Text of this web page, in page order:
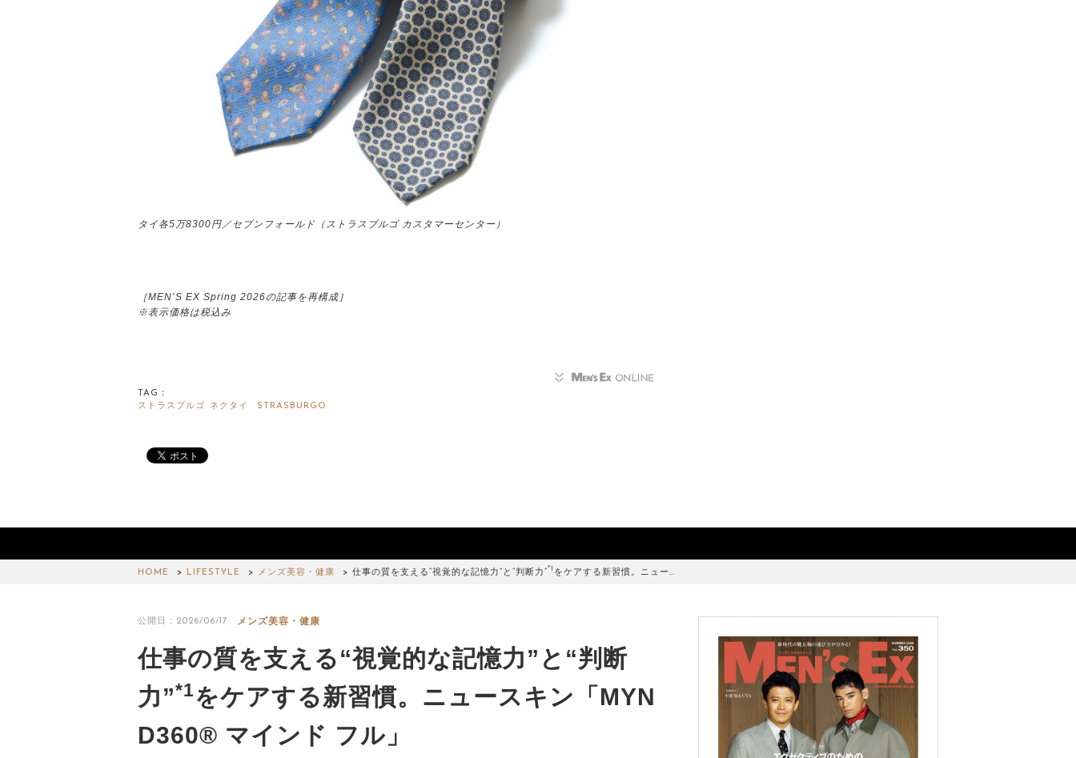
タイ各5万8300円／セブンフォールド（ストラスブルゴ カスタマーセンター）
［MEN’S EX Spring 2026の記事を再構成］
※表示価格は税込み
TAG：
ストラスブルゴ
ネクタイ STRASBURGO
HOME LIFESTYLE メンズ美容・健康 仕事の質を支える“視覚的な記憶力”と“判断力”*1 をケアする新習慣。ニュー…
公開日：2026/06/17 メンズ美容・健康
仕事の質を支える“視覚的な記憶力”と“判断
力”*1をケアする新習慣。ニュースキン「MYN
D360® マインド フル」